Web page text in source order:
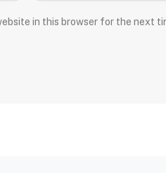
in this browser for the next